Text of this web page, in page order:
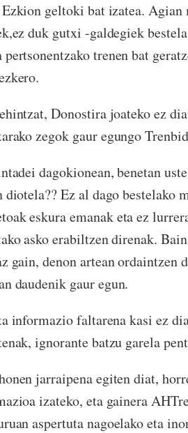
geltoki bat izatea.
duk gutxi -galdegiek
trenen bat
Donostira joateko ez
zegok gaur egungo
dagokionean, benetan
diotela?? Ez al dago bestelako
eskura emanak eta ez
asko erabiltzen direnak.
gain, denon artean ordaintzen
daudenik gaur egun.
informazio faltarena kasi ez
ignorante batzu garela
jarraipena egiten diat,
izateko, eta gainera
aspertuta nagoelako eta